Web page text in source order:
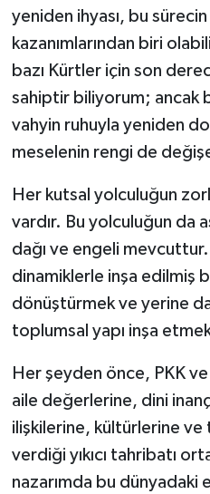
yeniden ihyası, bu
kazanımlarından biri
bazı Kürtler için son
sahiptir biliyorum; ancak
vahyin ruhuyla yeniden
meselenin rengi de
Her kutsal yolculuğun
vardır. Bu yolculuğun da
dağı ve engeli
dinamiklerle inşa edilmiş
dönüştürmek ve yerine
toplumsal yapı inşa
Her şeyden önce, PKK
aile değerlerine, dini
ilişkilerine, kültürlerine ve
verdiği yıkıcı tahribatı
nazarımda bu dünyadaki